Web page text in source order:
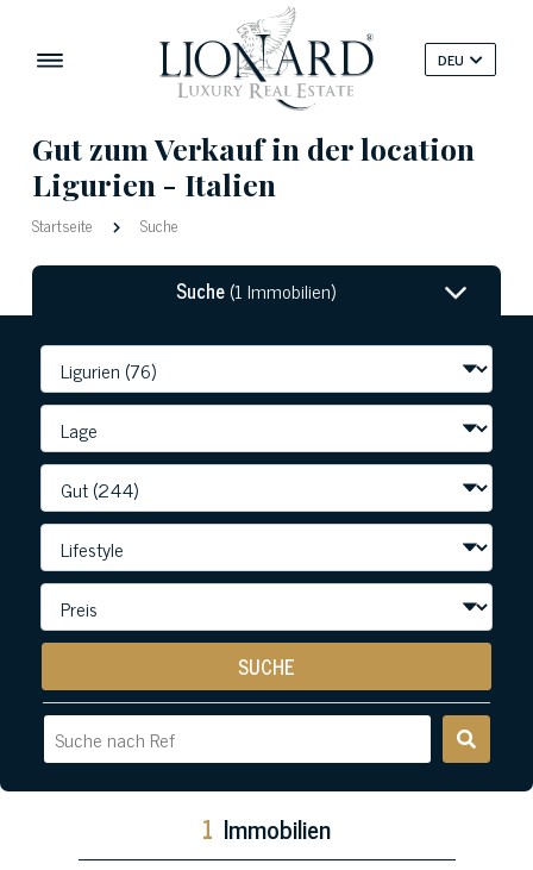
DEU
Gut zum Verkauf in der location
Ligurien - Italien
Startseite Suche
Suche(1 Immobilien)
SUCHE
1 Immobilien